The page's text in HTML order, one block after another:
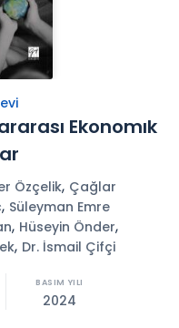
Ekonomık
Özçelik, Çağlar
, Süleyman Emre
, Hüseyin Önder,
, Dr. İsmail Çifçi
2024